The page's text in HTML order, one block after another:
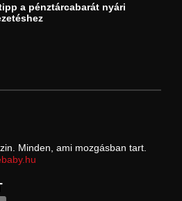
a pénztárcabarát nyári
Minden, ami mozgásban tart.